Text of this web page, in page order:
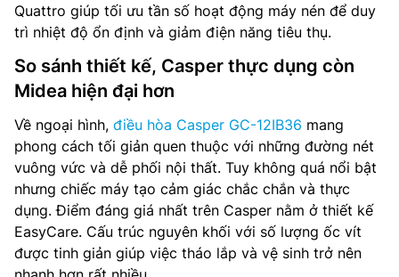
Quattro giúp tối ưu tần số hoạt động máy nén để duy
trì nhiệt độ ổn định và giảm điện năng tiêu thụ.
So sánh thiết kế, Casper thực dụng còn
Midea hiện đại hơn
Về ngoại hình, điều hòa Casper GC-12IB36 mang
phong cách tối giản quen thuộc với những đường nét
vuông vức và dễ phối nội thất. Tuy không quá nổi bật
nhưng chiếc máy tạo cảm giác chắc chắn và thực
dụng. Điểm đáng giá nhất trên Casper nằm ở thiết kế
EasyCare. Cấu trúc nguyên khối với số lượng ốc vít
được tinh giản giúp việc tháo lắp và vệ sinh trở nên